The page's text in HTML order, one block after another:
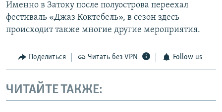
Именно в Затоку после полуострова переехал
фестиваль «Джаз Коктебель», в сезон здесь
происходит также многие другие мероприятия.
Поделиться Читать без VPN Follow us
ЧИТАЙТЕ ТАКЖЕ: